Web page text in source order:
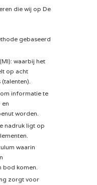
die wij op De
gebaseerd
waarbij het
op acht
informatie te
en
worden.
nadruk ligt op
waarin
bod komen.
zorgt voor